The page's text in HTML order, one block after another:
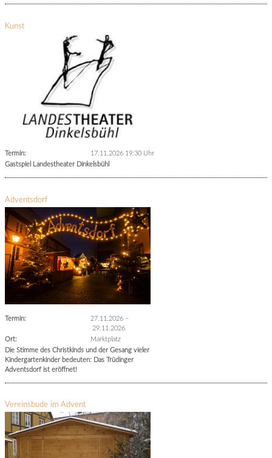
Kunst
Termin:
17.11.2026 19:30 Uhr
Gastspiel Landestheater Dinkelsbühl
Adventsdorf
Termin: 27.11.2026 –
29.11.2026
Ort:
Marktplatz
Die Stimme des Christkinds und der Gesang vieler
Kindergartenkinder bedeuten: Das Trüdinger
Adventsdorf ist eröffnet!
Vereinsbude im Advent